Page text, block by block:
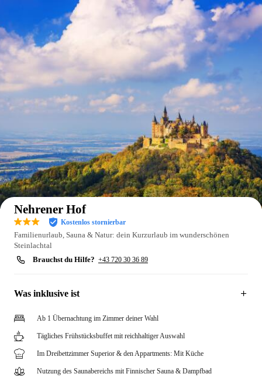
Auf der Karte anzeigen
Nehrener Hof
Kostenlos stornierbar
Familienurlaub, Sauna & Natur: dein Kurzurlaub im wunderschönen
Steinlachtal
Brauchst du Hilfe? +43 720 30 36 89
Was inklusive ist
Ab 1 Übernachtung im Zimmer deiner Wahl
Tägliches Frühstücksbuffet mit reichhaltiger Auswahl
Im Dreibettzimmer Superior & den Appartments: Mit Küche
Nutzung des Saunabereichs mit Finnischer Sauna & Dampfbad